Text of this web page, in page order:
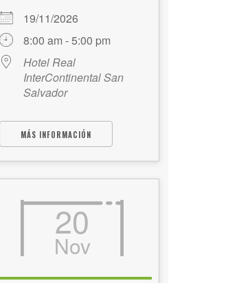
19/11/2026
8:00 am - 5:00 pm
Hotel Real
InterContinental San
Salvador
MÁS INFORMACIÓN
20
Nov